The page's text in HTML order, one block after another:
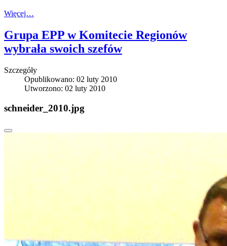
Więcej…
Grupa EPP w Komitecie Regionów
wybrała swoich szefów
Szczegóły
Opublikowano: 02 luty 2010
Utworzono: 02 luty 2010
schneider_2010.jpg